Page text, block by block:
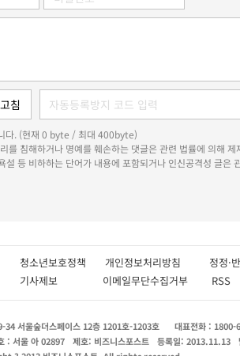
다. (현재 0 byte / 최대 400byte)
를 침해하거나 명예를 훼손하는 댓글은 관련 법률에 의해 제
설 등 비하하는 단어가 내용에 포함되거나 인신공격성 글은
청소년보호정책 개인정보처리방침 정정·
기사제보 이메일무단수집거부 RSS
34 서울숲더스페이스 12층 1201호-1203호 대표전화 : 1800-
: 서울 아 02897 제호: 비즈니스포스트 등록일: 2013.11.13